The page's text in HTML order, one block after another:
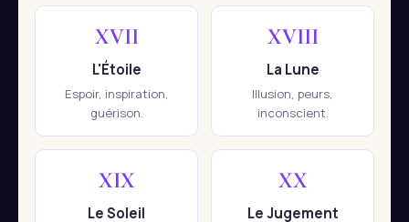
XVII
L'Étoile
Espoir, inspiration,
guérison.
XVIII
La Lune
Illusion, peurs,
inconscient.
XIX
Le Soleil
XX
Le Jugement